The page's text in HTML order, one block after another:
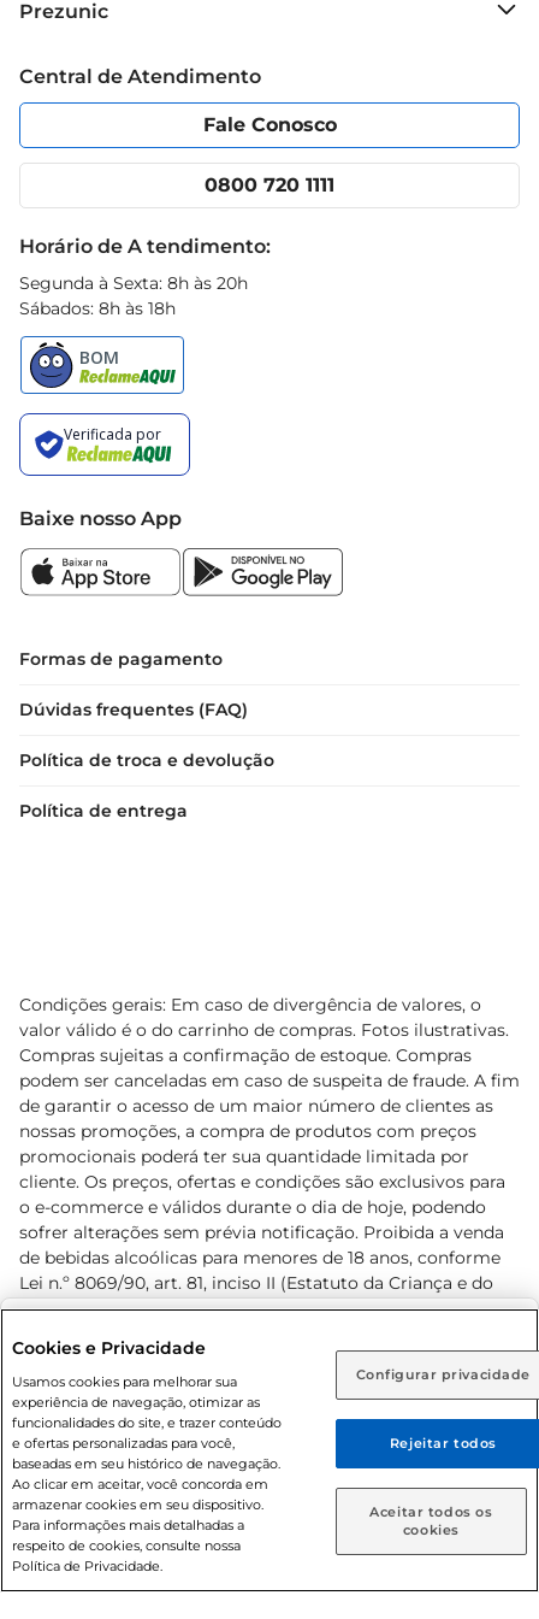
Rio de Janeiro (RJ) Goiás (GO)
Ou
Caso queira comprar online, informe como deseja receber
suas compras:
Entrega em casa Retire em Loja
saúde na sua alimentação
Grupo Cencosud
Política de Privacidade
Portal do fornecedor
Cencosud Media
Prezunic
Código de Ética
App Prezunic
Central de Atendimento
Fale Conosco
0800 720 1111
Horário de A tendimento:
Segunda à Sexta: 8h às 20h
Sábados: 8h às 18h
Baixe nosso App
Formas de pagamento
Dúvidas frequentes (FAQ)
Política de troca e devolução
Política de entrega
Condições gerais: Em caso de divergência de valores, o
valor válido é o do carrinho de compras. Fotos ilustrativas.
Compras sujeitas a confirmação de estoque. Compras
podem ser canceladas em caso de suspeita de fraude. A fim
de garantir o acesso de um maior número de clientes as
nossas promoções, a compra de produtos com preços
promocionais poderá ter sua quantidade limitada por
cliente. Os preços, ofertas e condições são exclusivos para
o e-commerce e válidos durante o dia de hoje, podendo
sofrer alterações sem prévia notificação. Proibida a venda
de bebidas alcoólicas para menores de 18 anos, conforme
Lei n.º 8069/90, art. 81, inciso II (Estatuto da Criança e do
Adolescente). Preços e condições exclusivos para o
prévio. O valor mínimo para as compras on-line é de R$
80,00.
© 2026 Copyright. Todos os direitos
reservados Prezunic.
Cookies e Privacidade
Usamos cookies para melhorar sua
experiência de navegação, otimizar as
funcionalidades do site, e trazer conteúdo
e ofertas personalizadas para você,
baseadas em seu histórico de navegação.
Ao clicar em aceitar, você concorda em
armazenar cookies em seu dispositivo.
Para informações mais detalhadas a
respeito de cookies, consulte nossa
Política de Privacidade.
Configurar privacidade
Rejeitar todos
Aceitar todos os
cookies